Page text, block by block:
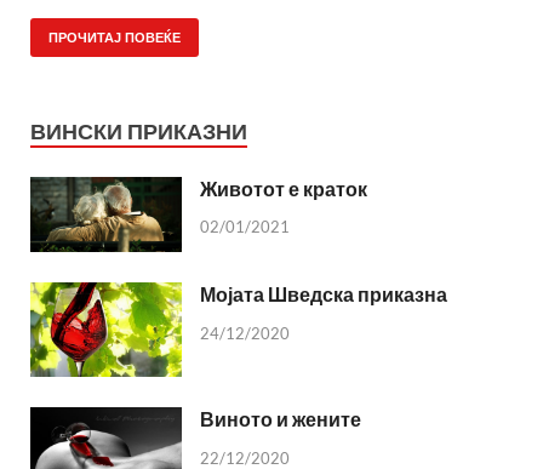
ПРОЧИТАЈ ПОВЕЌЕ
ВИНСКИ ПРИКАЗНИ
Животот е краток
02/01/2021
Мојата Шведска приказна
24/12/2020
Виното и жените
22/12/2020